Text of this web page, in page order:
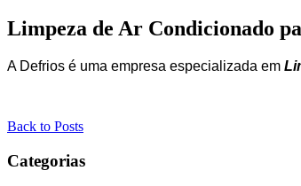
Limpeza de Ar Condicionado
A Defrios é uma empresa especializada em
Back to Posts
Categorias